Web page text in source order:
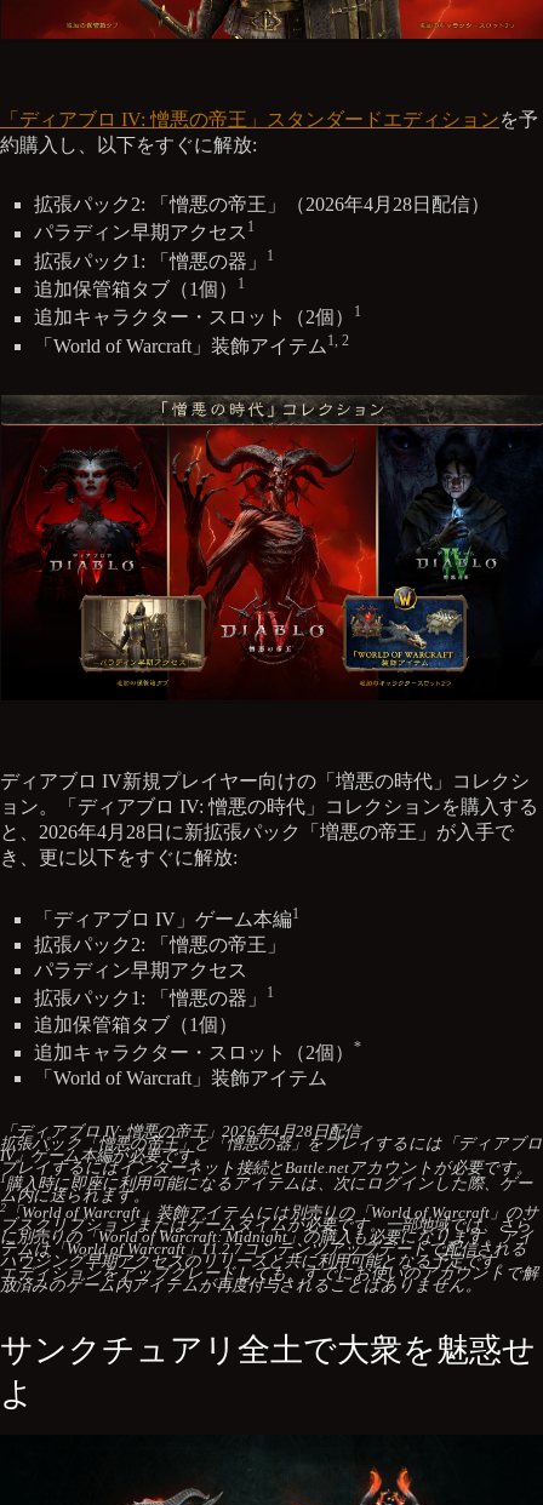
「ディアブロ IV: 憎悪の帝王」スタンダードエディションを予
約購入し、以下をすぐに解放:
拡張パック2: 「憎悪の帝王」（2026年4月28日配信）
パラディン早期アクセス 1
拡張パック1: 「憎悪の器」 1
追加保管箱タブ（1個） 1
追加キャラクター・スロット（2個） 1
「World of Warcraft」装飾アイテム 1, 2
ディアブロ IV新規プレイヤー向けの「増悪の時代」コレクシ
ョン。「ディアブロ IV: 憎悪の時代」コレクションを購入する
と、2026年4月28日に新拡張パック「増悪の帝王」が入手で
き、更に以下をすぐに解放:
「ディアブロ IV」ゲーム本編1
拡張パック2: 「憎悪の帝王」
パラディン早期アクセス
拡張パック1: 「憎悪の器」
1
追加保管箱タブ（1個）
追加キャラクター・スロット（2個）
*
「World of Warcraft」装飾アイテム
「ディアブロ IV: 憎悪の帝王」2026年4月28日配信
拡張パック「憎悪の帝王」と「憎悪の器」をプレイするには「ディアブロ
IV」ゲーム本編が必要です。
プレイするにはインターネット接続とBattle.​netアカウントが必要です。
1購入時に即座に利用可能になるアイテムは、次にログインした際、ゲー
ム内に送られます。
2 「World of Warcraft」装飾アイテムには別売りの「World of Warcraft」のサ
ブスクリプションまたはゲームタイムが必要です。一部地域では、さら
に別売りの「World of Warcraft: Midnight」の購入も必要になります。アイ
テムは「World of Warcraft」11.2.7コンテンツアップデートで配信される
ハウジング早期アクセスのリリースと共に利用可能となる予定です。
エディションをアップグレードしても、すでにお使いのアカウントで解
放済みのゲーム内アイテムが再度付与されることはありません。
サンクチュアリ全土で大衆を魅惑せ
よ